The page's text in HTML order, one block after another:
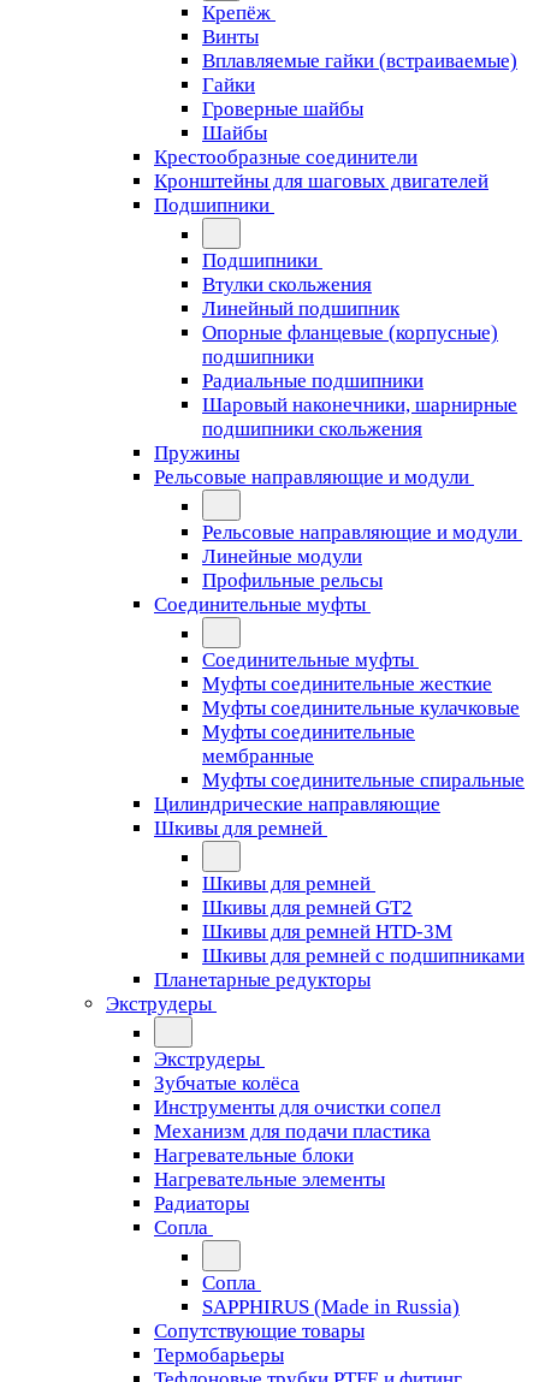
Крепёж
Винты
Вплавляемые гайки (встраиваемые)
Гайки
Гроверные шайбы
Шайбы
Крестообразные соединители
Кронштейны для шаговых двигателей
Подшипники
Подшипники
Втулки скольжения
Линейный подшипник
Опорные фланцевые (корпусные)
подшипники
Радиальные подшипники
Шаровый наконечники, шарнирные
подшипники скольжения
Пружины
Рельсовые направляющие и модули
Рельсовые направляющие и модули
Линейные модули
Профильные рельсы
Соединительные муфты
Соединительные муфты
Муфты соединительные жесткие
Муфты соединительные кулачковые
Муфты соединительные
мембранные
Муфты соединительные спиральные
Цилиндрические направляющие
Шкивы для ремней
Шкивы для ремней
Шкивы для ремней GT2
Шкивы для ремней HTD-3M
Шкивы для ремней с подшипниками
Планетарные редукторы
Экструдеры
Экструдеры
Зубчатые колёса
Инструменты для очистки сопел
Механизм для подачи пластика
Нагревательные блоки
Нагревательные элементы
Радиаторы
Сопла
Сопла
SAPPHIRUS (Made in Russia)
Сопутствующие товары
Термобарьеры